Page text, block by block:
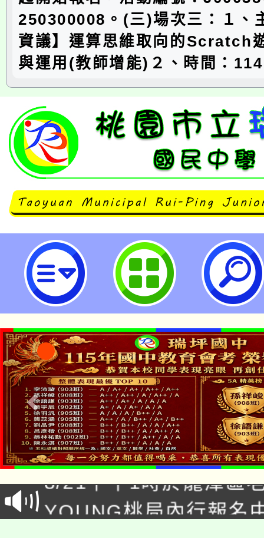
250300008。(三)場次三：１、
資議】運算思維取向的Scratch
與運用(教師增能)２、時間：
大溪自造教育及科技中心114年四
園市立瑞坪國民中學
「本色祭」8/29、30在
場熱烈登場!
8/21下午1時於龍潭區
徵才活動。
YOUNG桃局內行報名